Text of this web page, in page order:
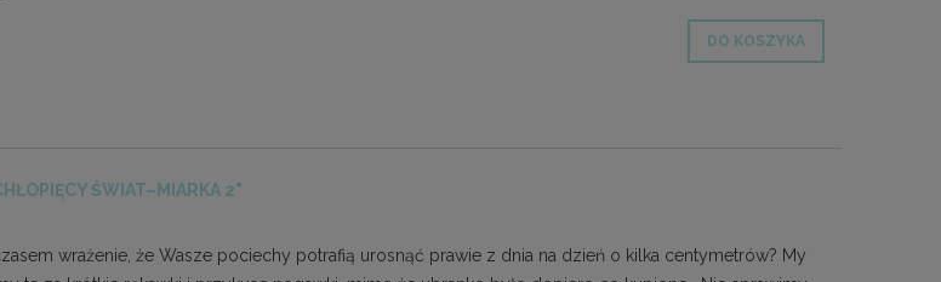
DO KOSZYKA
ŚWIAT–MIARKA 2"
wrażenie, że Wasze pociechy potrafią urosnąć prawie z dnia na dzień o kilka centymetrów? My